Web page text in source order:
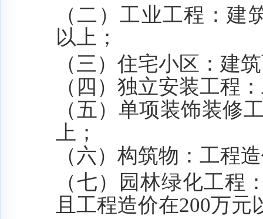
（二）工业工程：建
以上；
（三）住宅小区：建
（四）独立安装工程
（五）单项装饰装修
上；
（六）构筑物：工程
（七）园林绿化工程
且工程造价在200万元